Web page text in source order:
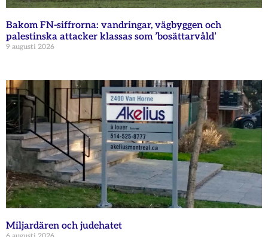
Bakom FN-siffrorna: vandringar, vägbyggen och
palestinska attacker klassas som ’bosättarvåld’
9 augusti 2026
Miljardären och judehatet